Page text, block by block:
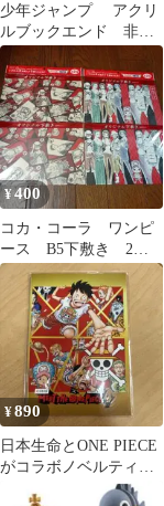
少年ジャンプ アクリ
ルブックエンド 非売
品 ノベルティ ヒロ
アカ ワンピース
¥400
コカ・コーラ ワンピ
ース B5下敷き 2種4
枚セット
¥890
日本生命とONE PIECE
がコラボノベルティグ